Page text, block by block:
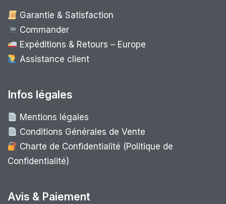
Garantie & Satisfaction
Commander
Expéditions & Retours – Europe
Assistance client
Infos légales
Mentions légales
Conditions Générales de Vente
Charte de Confidentialité (Politique de
Confidentialité)
Avis & Paiement